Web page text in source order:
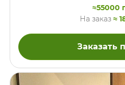
гардеробом. В секции слева в
перед ними достаточно места
плечиках. Справа в глубине
здесь, в отличие от соседней
расположили полноценную
навесили на петли панель,
дверь, а на эту дверь
панели с …
≈55000
На заказ ≈
Заказать